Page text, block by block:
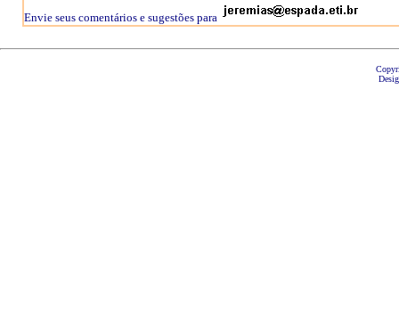
Envie seus comentários e sugestões para